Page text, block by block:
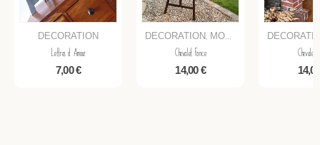
DECORATION
Lettres d Amour
7,00€
DECORATION MOBILIER
Chevalet Fonce
14,00€
Chevalet